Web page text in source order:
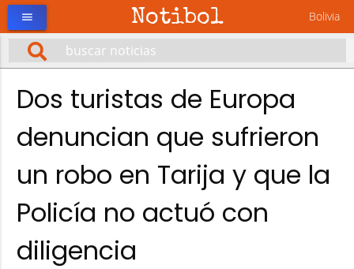
Notibol Bolivia
menu
Dos turistas de Europa
denuncian que sufrieron
un robo en Tarija y que la
Policía no actuó con
diligencia